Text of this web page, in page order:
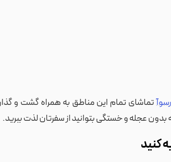
تماشای تمام این مناطق به همراه گشت و
بدون عجله و خستگی بتوانید از سفرتان لذت ببرید.
کنید